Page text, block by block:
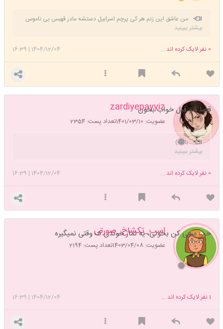
من عاشق این زنم هر کی پرچم اسرابیل دستشه مادر قهبس بی ناموس
🤣🤣🤣🤣😘😘
بیشتر ببینید
1404/12/04
|
16:39 0 نفر لایک کرده اند ...
zardiyepayyiz
عضویت: 1401/03/10 تعداد پست: 2354
قضا شو قبل خواب بخون
باشه)
بیشتر ببینید
1404/12/04
|
16:39 0 نفر لایک کرده اند ...
اسب_تکشاخ_صورتی
عضویت: 1403/04/08 تعداد پست: 2194
خب سعی کن بخونی، یه نماز خوندن ک وقتی نمیگیره
1404/12/04
|
16:39 1نفر لایک کرده اند ...